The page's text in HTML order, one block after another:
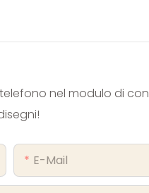
nel modulo di
E-Mail